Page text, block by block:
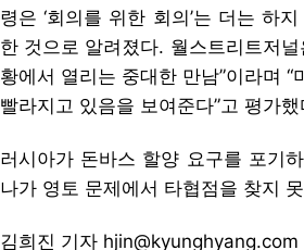
령은 ‘회의를 위한 회의’는 더는 하
한 것으로 알려졌다. 월스트리트저
황에서 열리는 중대한 만남”이라며
빨라지고 있음을 보여준다”고 평가했
러시아가 돈바스 할양 요구를 포기
나가 영토 문제에서 타협점을 찾지
김희진 기자 hjin@kyunghyang.com